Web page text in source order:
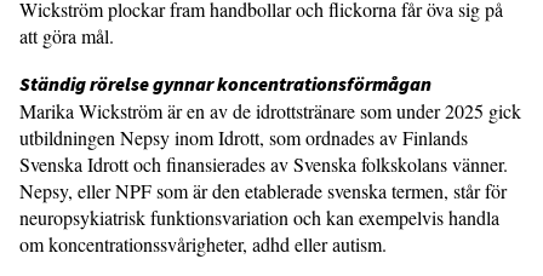
Wickström plockar fram handbollar och flickorna får öva sig på
att göra mål.
Ständig rörelse gynnar koncentra­tionsförmågan
Marika Wickström är en av de idrottstränare som under 2025 gick
utbildningen Nepsy inom Idrott, som ordnades av Finlands
Svenska Idrott och finansierades av Svenska folkskolans vänner.
Nepsy, eller NPF som är den etablerade svenska termen, står för
neuropsykiatrisk funktionsvariation och kan exempelvis handla
om koncen­trationssvårigheter, adhd eller autism.